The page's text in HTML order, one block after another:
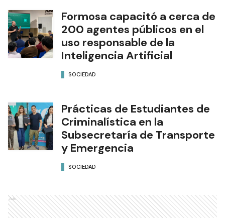
Formosa capacitó a cerca de
200 agentes públicos en el
uso responsable de la
Inteligencia Artificial
SOCIEDAD
Prácticas de Estudiantes de
Criminalística en la
Subsecretaría de Transporte
y Emergencia
SOCIEDAD
Ads